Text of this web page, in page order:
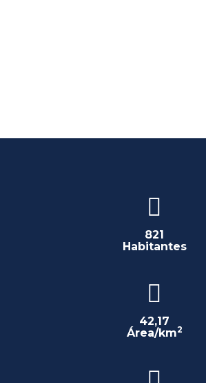
821
Habitantes
42,17
Área/km2